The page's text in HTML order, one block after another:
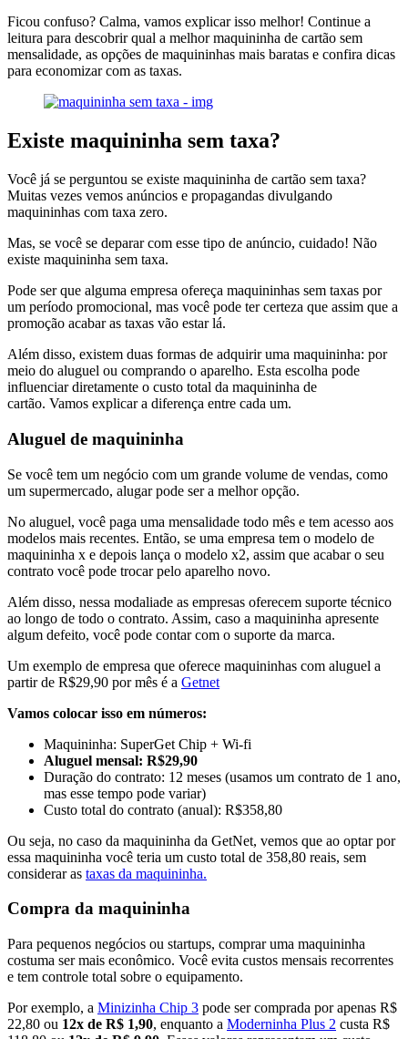
Ficou confuso? Calma, vamos explicar isso melhor! Continue a
leitura para descobrir qual a melhor maquininha de cartão sem
mensalidade, as opções de maquininhas mais baratas e confira dicas
para economizar com as taxas.
Existe maquininha sem taxa?
Você já se perguntou se existe maquininha de cartão sem taxa?
Muitas vezes vemos anúncios e propagandas divulgando
maquininhas com taxa zero.
Mas, se você se deparar com esse tipo de anúncio, cuidado! Não
existe maquininha sem taxa.
Pode ser que alguma empresa ofereça maquininhas sem taxas por
um período promocional, mas você pode ter certeza que assim que a
promoção acabar as taxas vão estar lá.
Além disso, existem duas formas de adquirir uma maquininha: por
meio do aluguel ou comprando o aparelho. Esta escolha pode
influenciar diretamente o custo total da maquininha de
cartão. Vamos explicar a diferença entre cada um.
Aluguel de maquininha
Se você tem um negócio com um grande volume de vendas, como
um supermercado, alugar pode ser a melhor opção.
No aluguel, você paga uma mensalidade todo mês e tem acesso aos
modelos mais recentes. Então, se uma empresa tem o modelo de
maquininha x e depois lança o modelo x2, assim que acabar o seu
contrato você pode trocar pelo aparelho novo.
Além disso, nessa modaliade as empresas oferecem suporte técnico
ao longo de todo o contrato. Assim, caso a maquininha apresente
algum defeito, você pode contar com o suporte da marca.
Um exemplo de empresa que oferece maquininhas com aluguel a
partir de R$29,90 por mês é a Getnet
Vamos colocar isso em números:
Maquininha: SuperGet Chip + Wi-fi
Aluguel mensal: R$29,90
Duração do contrato: 12 meses (usamos um contrato de 1 ano,
mas esse tempo pode variar)
Custo total do contrato (anual): R$358,80
Ou seja, no caso da maquininha da GetNet, vemos que ao optar por
essa maquininha você teria um custo total de 358,80 reais, sem
considerar as taxas da maquininha.
Compra da maquininha
Para pequenos negócios ou startups, comprar uma maquininha
costuma ser mais econômico. Você evita custos mensais recorrentes
e tem controle total sobre o equipamento.
Por exemplo, a Minizinha Chip 3 pode ser comprada por apenas R$
22,80 ou 12x de R$ 1,90, enquanto a Moderninha Plus 2 custa R$